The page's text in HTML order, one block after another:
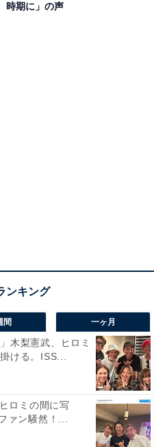
時期に」の声
間 一ヶ月
木梨憲武、ヒロミ
ける。ISS...
ロミの間に写
ァン騒然！...